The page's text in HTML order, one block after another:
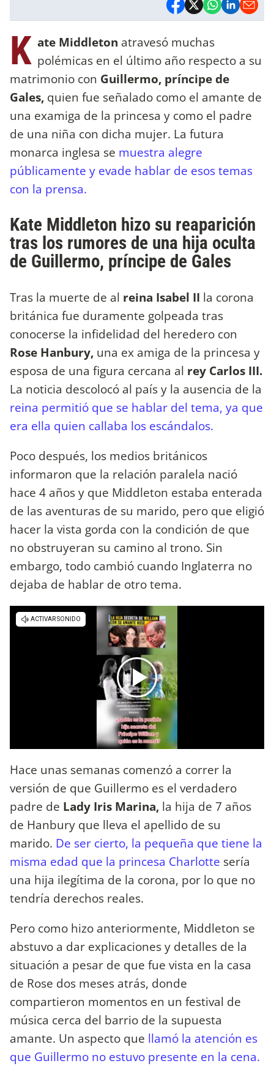
K ate Middleton atravesó muchas
polémicas en el último año respecto a su
matrimonio con Guillermo, príncipe de
Gales, quien fue señalado como el amante de
una examiga de la princesa y como el padre
de una niña con dicha mujer. La futura
monarca inglesa se muestra alegre
públicamente y evade hablar de esos temas
con la prensa.
Kate Middleton hizo su reaparición
tras los rumores de una hija oculta
de Guillermo, príncipe de Gales
Tras la muerte de al reina Isabel II la corona
británica fue duramente golpeada tras
conocerse la infidelidad del heredero con
Rose Hanbury, una ex amiga de la princesa y
esposa de una figura cercana al rey Carlos III.
La noticia descolocó al país y la ausencia de la
reina permitió que se hablar del tema, ya que
era ella quien callaba los escándalos.
Poco después, los medios británicos
informaron que la relación paralela nació
hace 4 años y que Middleton estaba enterada
de las aventuras de su marido, pero que eligió
hacer la vista gorda con la condición de que
no obstruyeran su camino al trono. Sin
embargo, todo cambió cuando Inglaterra no
dejaba de hablar de otro tema.
Hace unas semanas comenzó a correr la
versión de que Guillermo es el verdadero
padre de Lady Iris Marina, la hija de 7 años
de Hanbury que lleva el apellido de su
marido. De ser cierto, la pequeña que tiene la
misma edad que la princesa Charlotte sería
una hija ilegítima de la corona, por lo que no
tendría derechos reales.
Pero como hizo anteriormente, Middleton se
abstuvo a dar explicaciones y detalles de la
situación a pesar de que fue vista en la casa
de Rose dos meses atrás, donde
compartieron momentos en un festival de
música cerca del barrio de la supuesta
amante. Un aspecto que llamó la atención es
que Guillermo no estuvo presente en la cena.